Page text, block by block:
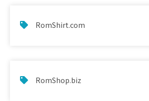
RomShirt.com
RomShop.biz